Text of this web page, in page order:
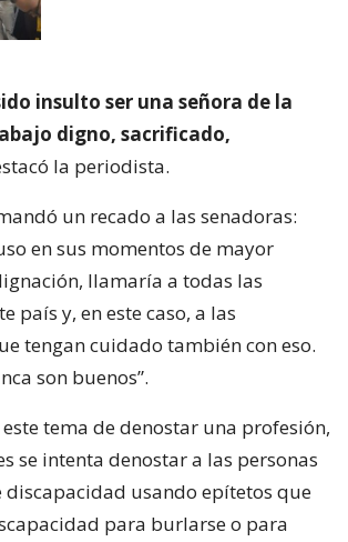
insulto ser una señora de la
digno, sacrificado,
la periodista.
un recado a las senadoras:
en sus momentos de mayor
llamaría a todas las
país y, en este caso, a las
tengan cuidado también con eso.
son buenos”.
tema de denostar una profesión,
se intenta denostar a las personas
discapacidad usando epítetos que
para burlarse o para